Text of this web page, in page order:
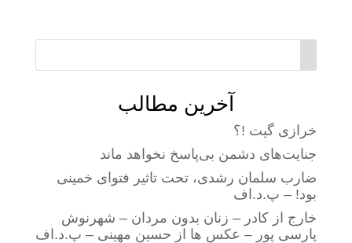
آخرین مطالب
خرازی گیت !؟
جنایت‌های دشمن بی‌پاسخ نخواهد ماند
ضارب سلمان رشدی، تحت تاثیر فتوای خمینی
بود! – پ.د.اف
خارج از کادر – زنان بدون مردان – شهرنوش
پارسی پور – عکس ها از حسین مهینی – پ.د.اف